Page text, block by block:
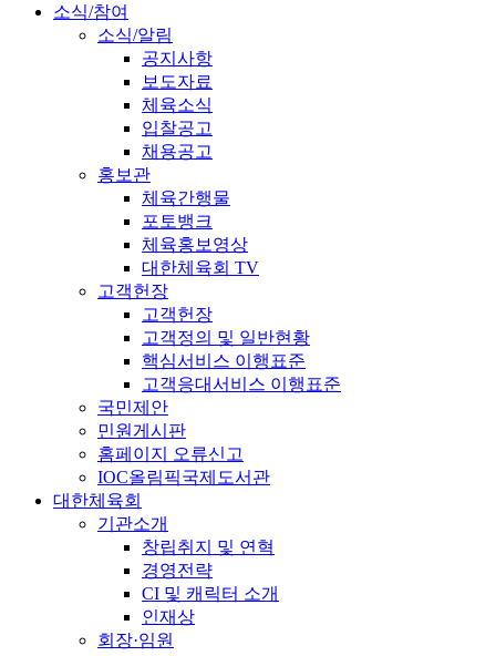
소식/참여
소식/알림
공지사항
보도자료
체육소식
입찰공고
채용공고
홍보관
체육간행물
포토뱅크
체육홍보영상
대한체육회 TV
고객헌장
고객헌장
고객정의 및 일반현황
핵심서비스 이행표준
고객응대서비스 이행표준
국민제안
민원게시판
홈페이지 오류신고
IOC올림픽국제도서관
대한체육회
기관소개
창립취지 및 연혁
경영전략
CI 및 캐릭터 소개
인재상
회장·임원